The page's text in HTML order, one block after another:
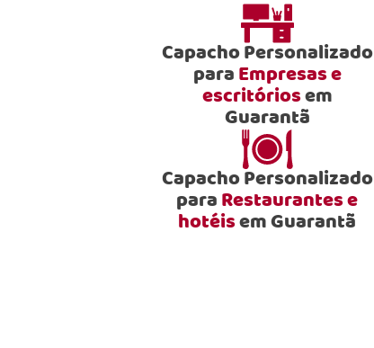
Capacho Personalizado
paraEmpresas e
escritóriosem
Guarantã
Capacho Personalizado
paraRestaurantes e
hotéisem Guarantã